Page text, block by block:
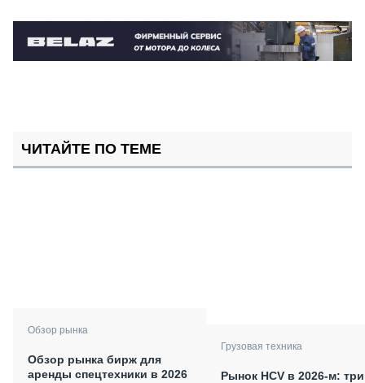
ЧИТАЙТЕ ПО ТЕМЕ
Обзор рынка
Обзор рынка бирж для
аренды спецтехники в 2026
Грузовая техника
Рынок HCV в 2026-м: три